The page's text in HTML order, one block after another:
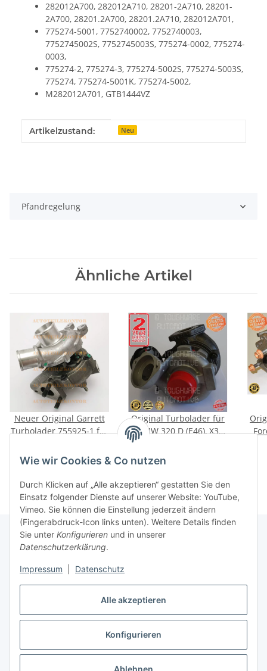
Alle akzeptieren
Konfigurieren
Wie wir Cookies & Co nutzen
Durch Klicken auf „Alle akzeptieren“ gestatten Sie den
Einsatz folgender Dienste auf unserer Website: YouTube,
Vimeo. Sie können die Einstellung jederzeit ändern
(Fingerabdruck-Icon links unten). Weitere Details finden
Sie unter Konfigurieren und in unserer
Datenschutzerklärung.
Impressum Datenschutz
282012A700, 282012A710, 28201-2A710, 28201-
2A700, 28201.2A700, 28201.2A710, 282012A701,
775274-5001, 7752740002, 7752740003,
7752745002S, 7752745003S, 775274-0002, 775274-
0003,
775274-2, 775274-3, 775274-5002S, 775274-5003S,
775274, 775274-5001K, 775274-5002,
M282012A701, GTB1444VZ
Produkteigenschaft
Wert
Artikelzustand: Neu
Pfandregelung
Ähnliche Artikel
Neuer Original Garrett
Turbolader 755925-1 für
55/65kW R50 R53
Original Turbolader für
BMW 320 D (E46), X3
(E83), 110KW, 2001-2006
Vertrag widerrufen
* Alle Preise inkl. gesetzlicher USt.